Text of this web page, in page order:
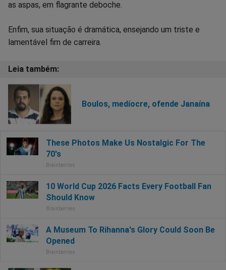
as aspas, em flagrante deboche.
Enfim, sua situação é dramática, ensejando um triste e
lamentável fim de carreira.
Boulos, medíocre, ofende Janaína